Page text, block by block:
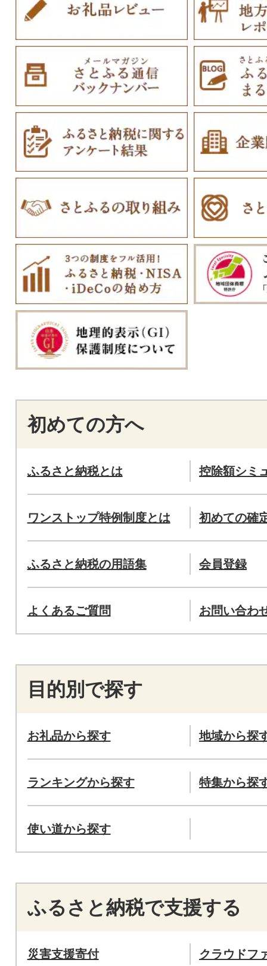
初めての方へ
ふるさと納税とは 控除額シミ
ワンストップ特例制度とは 初めての確
ふるさと納税の用語集 会員登録
よくあるご質問 お問い合わ
目的別で探す
お礼品から探す 地域から探
ランキングから探す 特集から探
使い道から探す
ふるさと納税で支援する
災害支援寄付 クラウドフ